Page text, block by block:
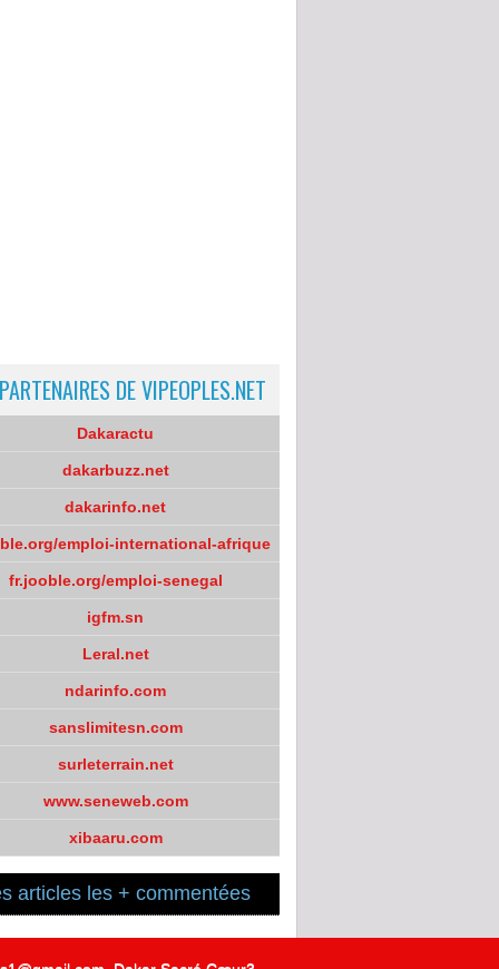
DE VIPEOPLES.NET
Dakaractu
dakarbuzz.net
dakarinfo.net
emploi-international-afrique
fr.jooble.org/emploi-senegal
igfm.sn
Leral.net
ndarinfo.com
sanslimitesn.com
surleterrain.net
www.seneweb.com
xibaaru.com
articles les + commentées